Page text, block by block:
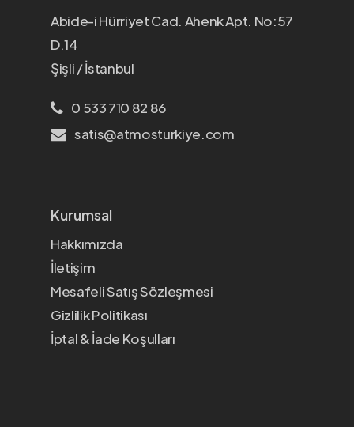
Abide-i Hürriyet Cad. Ahenk Apt. No:57
D.14
Şişli / İstanbul
0 533 710 82 86
satis@atmosturkiye.com
Kurumsal
Hakkımızda
İletişim
Mesafeli Satış Sözleşmesi
Gizlilik Politikası
İptal & İade Koşulları